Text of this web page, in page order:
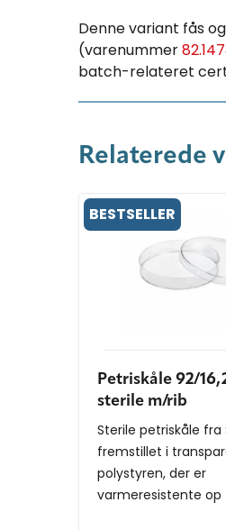
Denne variant fås
(varenummer
batch-relateret
Relaterede
BESTSELLER
Petriskåle 92/
sterile m/rib
Sterile petriskåle fra
fremstillet i
polystyren, der er
varmeresistente op